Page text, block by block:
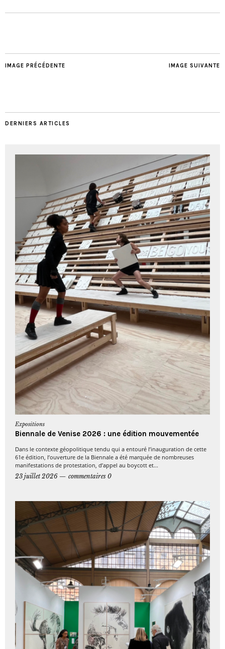
IMAGE SUIVANTE
IMAGE PRÉCÉDENTE
DERNIERS ARTICLES
Expositions
Biennale de Venise 2026 : une édition mouvementée
Dans le contexte géopolitique tendu qui a entouré l’inauguration de cette
61e édition, l’ouverture de la Biennale a été marquée de nombreuses
manifestations de protestation, d’appel au boycott et...
23 juillet 2026
commentaires 0